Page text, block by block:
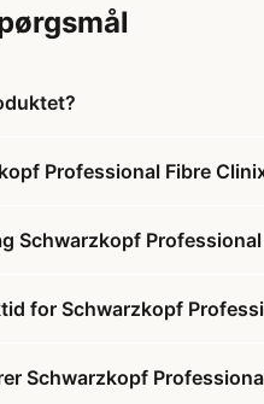
Professional Fibre
Schwarzkopf
for Schwarzkopf
Schwarzkopf